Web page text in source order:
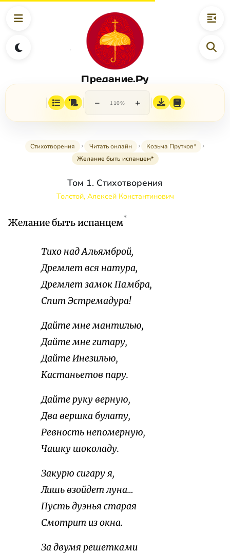
Предание.Ру
− 110% +
Стихотворения Читать онлайн
Козьма Прутков*
Желание быть испанцем*
Том 1. Стихотворения
Толстой, Алексей Константинович
Желание быть испанцем*
Тихо над Альямброй,
Дремлет вся натура,
Дремлет замок Памбра,
Спит Эстремадура!
Дайте мне мантилью,
Дайте мне гитару,
Дайте Инезилью,
Кастаньетов пару.
Дайте руку верную,
Два вершка булату,
Ревность непомерную,
Чашку шоколаду.
Закурю сигару я,
Лишь взойдет луна…
Пусть дуэнья старая
Смотрит из окна.
За двумя решетками